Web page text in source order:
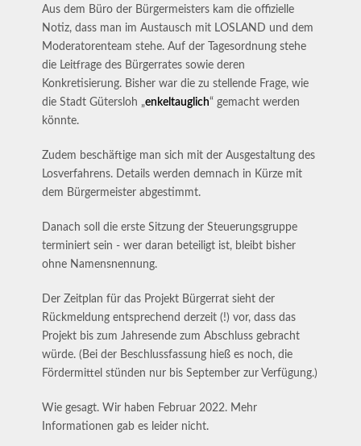
Aus dem Büro der Bürgermeisters kam die offizielle
Notiz, dass man im Austausch mit LOSLAND und dem
Moderatorenteam stehe. Auf der Tagesordnung stehe
die Leitfrage des Bürgerrates sowie deren
Konkretisierung. Bisher war die zu stellende Frage, wie
die Stadt Gütersloh „enkeltauglich“ gemacht werden
könnte.
Zudem beschäftige man sich mit der Ausgestaltung des
Losverfahrens. Details werden demnach in Kürze mit
dem Bürgermeister abgestimmt.
Danach soll die erste Sitzung der Steuerungsgruppe
terminiert sein - wer daran beteiligt ist, bleibt bisher
ohne Namensnennung.
Der Zeitplan für das Projekt Bürgerrat sieht der
Rückmeldung entsprechend derzeit (!) vor, dass das
Projekt bis zum Jahresende zum Abschluss gebracht
würde. (Bei der Beschlussfassung hieß es noch, die
Fördermittel stünden nur bis September zur Verfügung.)
Wie gesagt. Wir haben Februar 2022. Mehr
Informationen gab es leider nicht.